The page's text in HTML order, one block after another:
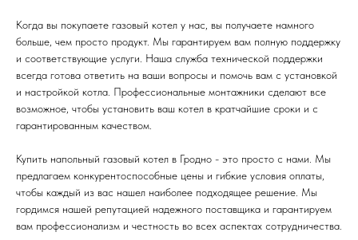
Когда вы покупаете газовый котел у нас, вы получаете намного
больше, чем просто продукт. Мы гарантируем вам полную поддержку
и соответствующие услуги. Наша служба технической поддержки
всегда готова ответить на ваши вопросы и помочь вам с установкой
и настройкой котла. Профессиональные монтажники сделают все
возможное, чтобы установить ваш котел в кратчайшие сроки и с
гарантированным качеством.
Купить напольный газовый котел в Гродно - это просто с нами. Мы
предлагаем конкурентоспособные цены и гибкие условия оплаты,
чтобы каждый из вас нашел наиболее подходящее решение. Мы
гордимся нашей репутацией надежного поставщика и гарантируем
вам профессионализм и честность во всех аспектах сотрудничества.